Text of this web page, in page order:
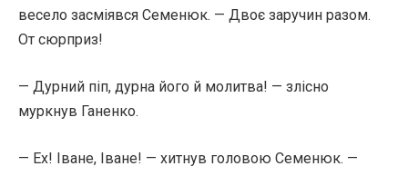
весело засміявся Семенюк. — Двоє заручин разом.
От сюрприз!
— Дурний піп, дурна його й молитва! — злісно
муркнув Ганенко.
— Ех! Іване, Іване! — хитнув головою Семенюк. —